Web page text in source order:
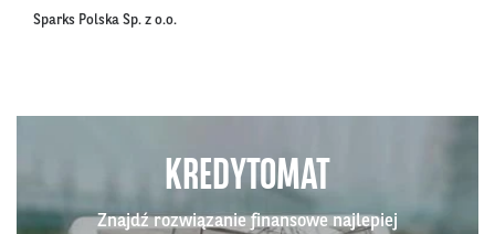
Sparks Polska Sp. z o.o.
KREDYTOMAT
Znajdź rozwiązanie finansowe najlepiej